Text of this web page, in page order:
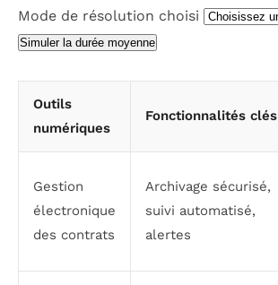
Mode de résolution choisi
Simuler la durée moyenne
Outils
numériques
Fonctionnalités clés
Gestion
électronique
des contrats
Archivage sécurisé,
suivi automatisé,
alertes